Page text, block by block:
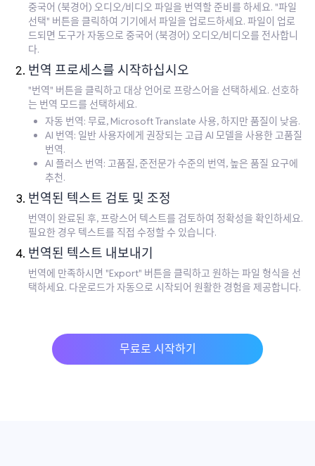
중국어 (북경어) 오디오/비디오 파일을 번역할 준비를 하세요. "파일
선택" 버튼을 클릭하여 기기에서 파일을 업로드하세요. 파일이 업로
드되면 도구가 자동으로 중국어 (북경어) 오디오/비디오를 전사합니
다.
번역 프로세스를 시작하십시오
"번역" 버튼을 클릭하고 대상 언어로 프랑스어을 선택하세요. 선호하
는 번역 모드를 선택하세요.
자동 번역: 무료, Microsoft Translate 사용, 하지만 품질이 낮음.
AI 번역: 일반 사용자에게 권장되는 고급 AI 모델을 사용한 고품질
번역.
AI 플러스 번역: 고품질, 준전문가 수준의 번역, 높은 품질 요구에
추천.
번역된 텍스트 검토 및 조정
번역이 완료된 후, 프랑스어 텍스트를 검토하여 정확성을 확인하세요.
필요한 경우 텍스트를 직접 수정할 수 있습니다.
번역된 텍스트 내보내기
번역에 만족하시면 "Export" 버튼을 클릭하고 원하는 파일 형식을 선
택하세요. 다운로드가 자동으로 시작되어 원활한 경험을 제공합니다.
무료로 시작하기